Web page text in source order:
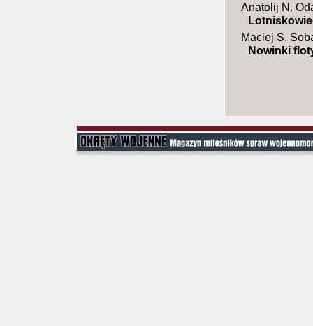
Anatolij N.
Maciej S.
Nowinki